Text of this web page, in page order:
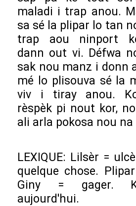
maladi i trap anou.
sa sé la plipar lo tan
trap aou ninport
dann out vi. Défwa
sak nou manz i donn
mé lo plisouva sé la
viv i tiray anou.
rèspèk pi nout kor,
ali arla pokosa nou na
LEXIQUE: Lilsèr =
quelque chose.
Giny = gager.
aujourd'hui.